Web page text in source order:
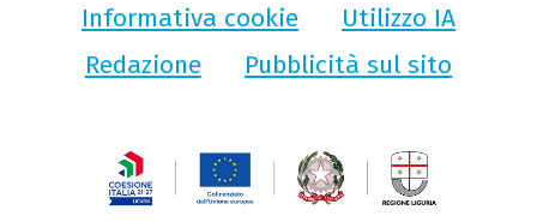
Informativa cookie
Utilizzo IA
Redazione
Pubblicità sul sito